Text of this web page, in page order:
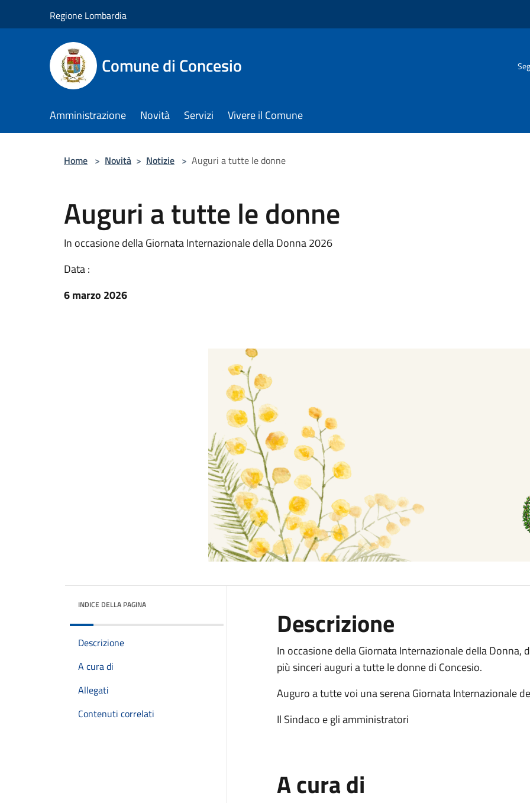
Regione Lombardia
Comune di Concesio
Amministrazione Novità Servizi Vivere il Comune
Home > Novità > Notizie > Auguri a tutte le donne
Auguri a tutte le donne
In occasione della Giornata Internazionale della Donna 2026
Data :
6 marzo 2026
INDICE DELLA PAGINA
Descrizione
A cura di
Allegati
Contenuti correlati
Descrizione
In occasione della Giornata Internazionale della Donna,
più sinceri auguri a tutte le donne di Concesio.
Auguro a tutte voi una serena Giornata Internazionale
Il Sindaco e gli amministratori
A cura di